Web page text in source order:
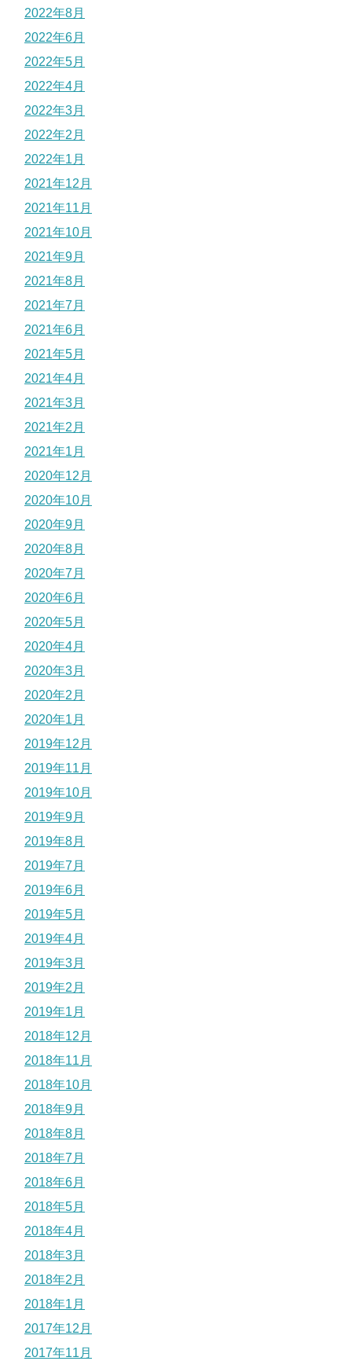
2022年8月
2022年6月
2022年5月
2022年4月
2022年3月
2022年2月
2022年1月
2021年12月
2021年11月
2021年10月
2021年9月
2021年8月
2021年7月
2021年6月
2021年5月
2021年4月
2021年3月
2021年2月
2021年1月
2020年12月
2020年10月
2020年9月
2020年8月
2020年7月
2020年6月
2020年5月
2020年4月
2020年3月
2020年2月
2020年1月
2019年12月
2019年11月
2019年10月
2019年9月
2019年8月
2019年7月
2019年6月
2019年5月
2019年4月
2019年3月
2019年2月
2019年1月
2018年12月
2018年11月
2018年10月
2018年9月
2018年8月
2018年7月
2018年6月
2018年5月
2018年4月
2018年3月
2018年2月
2018年1月
2017年12月
2017年11月